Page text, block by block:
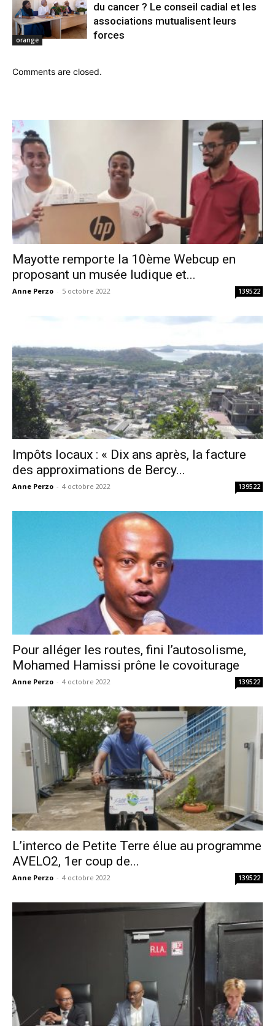
orange
du cancer ? Le conseil cadial et les
associations mutualisent leurs
forces
Comments are closed.
Mayotte remporte la 10ème Webcup en
proposant un musée ludique et...
Anne Perzo - 5 octobre 2022 139522
Impôts locaux : « Dix ans après, la facture
des approximations de Bercy...
Anne Perzo - 4 octobre 2022 139522
Pour alléger les routes, fini l’autosolisme,
Mohamed Hamissi prône le covoiturage
Anne Perzo - 4 octobre 2022 139522
L’interco de Petite Terre élue au programme
AVELO2, 1er coup de...
Anne Perzo - 4 octobre 2022 139522